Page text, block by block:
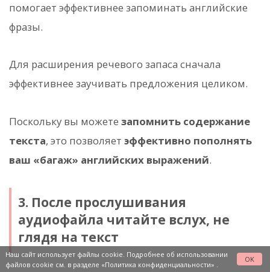
помогает эффективнее запоминать английские
фразы.
Для расширения речевого запаса сначала
эффективнее заучивать предложения целиком.
Поскольку вы можете запомнить содержание
текста, это позволяет эффективно пополнять
ваш «багаж» английских выражений.
3. После прослушивания
аудиофайла читайте вслух, не
глядя на текст
Наш сайт использует файлы cookie. Подробнее об использовании
файлов cookie см. в разделе «Политика конфиденциальности»
OK